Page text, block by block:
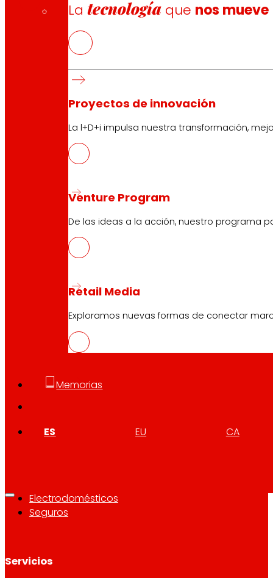
Latecnología que nos mueve
Proyectos de innovación
La l+D+i impulsa nuestra transformación,
Venture Program
De las ideas a la acción, nuestro programa
Retail Media
Exploramos nuevas formas de conectar
Memorias
ES EU CA
EROSKI Corporativo
Quiénes somos
Compromisos
Innovación
Tiendas EROSKI
Buscador de tiendas
Electrodomésticos
Seguros
Servicios